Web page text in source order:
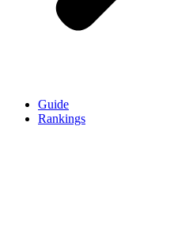
Guide
Rankings